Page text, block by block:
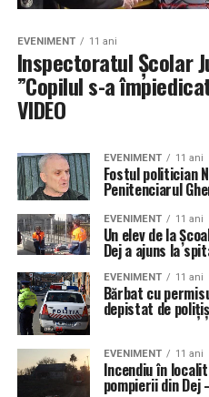
EVENIMENT 11 ani
Inspectoratul Școlar
”Copilul s-a
VIDEO
EVENIMENT 11 ani
Fostul politician
Penitenciarul
EVENIMENT 11 ani
Un elev de la
Dej a ajuns la
EVENIMENT 11 ani
Bărbat cu
depistat de
EVENIMENT 11 ani
Incendiu în
pompierii din Dej